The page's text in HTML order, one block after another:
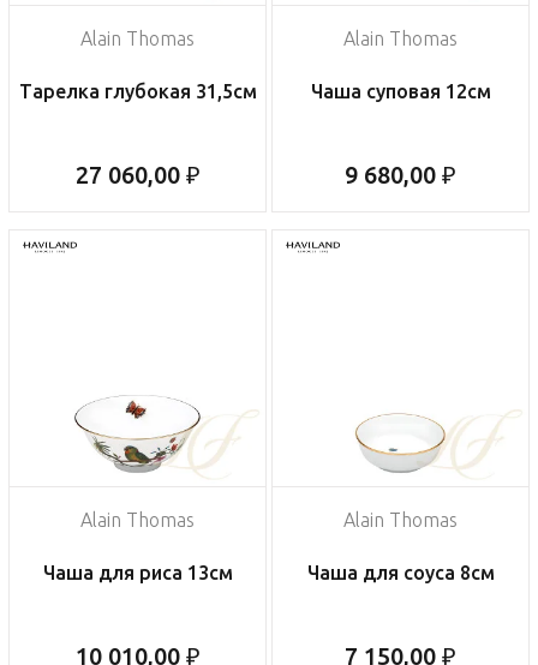
Alain Thomas
Тарелка глубокая 31,5см
27 060,00 ₽
Alain Thomas
Чаша суповая 12см
9 680,00 ₽
Alain Thomas
Чаша для риса 13см
10 010,00 ₽
Alain Thomas
Чаша для соуса 8см
7 150,00 ₽